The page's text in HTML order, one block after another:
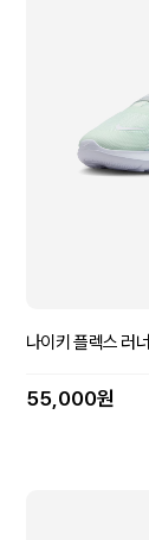
나이키 플렉스 러
55,000원